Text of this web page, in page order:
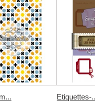
Etiquettes-